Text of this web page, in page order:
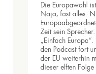
Die Europawahl
Naja, fast alles.
Zeit sein
„Einfach
den Podcast fort
der EU weiterhin
dieser elften